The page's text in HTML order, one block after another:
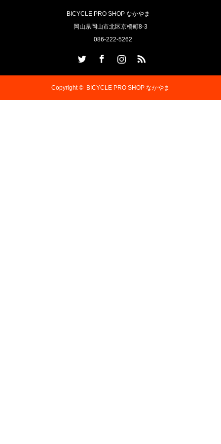
BICYCLE PRO SHOP なかやま
岡山県岡山市北区京橋町8-3
086-222-5262
Copyright © BICYCLE PRO SHOP なかやま